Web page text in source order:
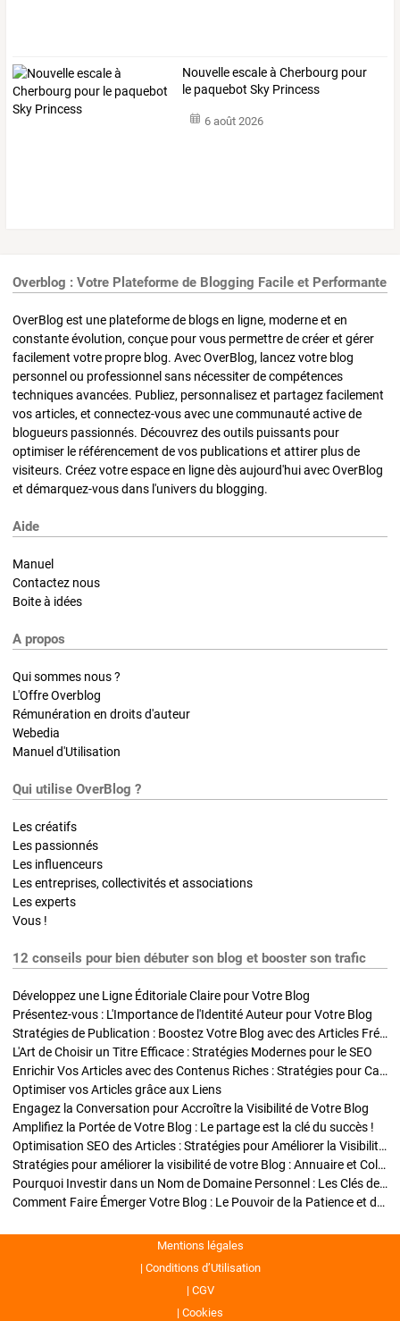
Nouvelle escale à Cherbourg pour
le paquebot Sky Princess
6 août 2026
Overblog : Votre Plateforme de Blogging Facile et Performante
OverBlog est une plateforme de blogs en ligne, moderne et en
constante évolution, conçue pour vous permettre de créer et gérer
facilement votre propre blog. Avec OverBlog, lancez votre blog
personnel ou professionnel sans nécessiter de compétences
techniques avancées. Publiez, personnalisez et partagez facilement
vos articles, et connectez-vous avec une communauté active de
blogueurs passionnés. Découvrez des outils puissants pour
optimiser le référencement de vos publications et attirer plus de
visiteurs. Créez votre espace en ligne dès aujourd'hui avec OverBlog
et démarquez-vous dans l'univers du blogging.
Aide
Manuel
Contactez nous
Boite à idées
A propos
Qui sommes nous ?
L'Offre Overblog
Rémunération en droits d'auteur
Webedia
Manuel d'Utilisation
Qui utilise OverBlog ?
Les créatifs
Les passionnés
Les influenceurs
Les entreprises, collectivités et associations
Les experts
Vous !
12 conseils pour bien débuter son blog et booster son trafic
Développez une Ligne Éditoriale Claire pour Votre Blog
Présentez-vous : L'Importance de l'Identité Auteur pour Votre Blog
Stratégies de Publication : Boostez Votre Blog avec des Articles Fréquents et Exclusifs
L'Art de Choisir un Titre Efficace : Stratégies Modernes pour le SEO
Enrichir Vos Articles avec des Contenus Riches : Stratégies pour Captiver et Optimiser
Optimiser vos Articles grâce aux Liens
Engagez la Conversation pour Accroître la Visibilité de Votre Blog
Amplifiez la Portée de Votre Blog : Le partage est la clé du succès !
Optimisation SEO des Articles : Stratégies pour Améliorer la Visibilité de Votre Blog
Stratégies pour améliorer la visibilité de votre Blog : Annuaire et Collaborations
Pourquoi Investir dans un Nom de Domaine Personnel : Les Clés de la Réussite de Votre Blog
Comment Faire Émerger Votre Blog : Le Pouvoir de la Patience et de la Persévérance
Mentions légales
Conditions d’Utilisation
CGV
Cookies